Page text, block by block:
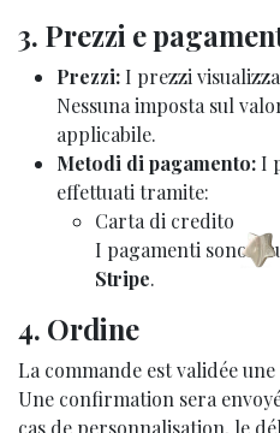
3. Prezzi e
Prezzi: I prezzi
Nessuna imposta sul
applicabile.​
Metodi di pagamento: I
effettuati tramite:
Carta di credito
I pagamenti sono
Stripe.
4. Ordine
La commande est validée
Une confirmation sera